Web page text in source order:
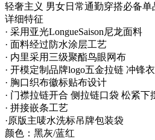
轻奢主义 男女日常通勤穿搭必备
详细特征
· 采用亚光LongueSaison尼龙面料
· 面料经过防水涂层工艺
· 内里采用三级聚酯鸟眼网布
· 开模定制品牌logo五金拉链 冲锋
· 胸口织布徽标贴布设计
· 门襟拉链开合 侧拉链口袋 松紧下
· 拼接嵌条工艺
·原版主唛水洗标吊牌包装袋
颜色：黑灰/蓝红